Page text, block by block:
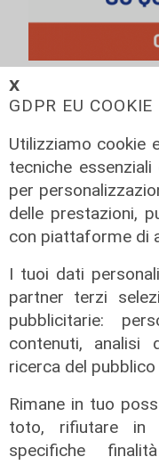
𝗫
GDPR EU COOKIE
Utilizziamo cookie
tecniche
per
delle prestazioni,
con piattaforme di
I tuoi dati
partner terzi
pubblicitarie:
contenuti, analisi
ricerca del
Rimane in tuo
toto, rifiutare in
specifiche
ALTRE NOTIZIE
i dati di oggi
Coronavirus,
Liguria, 89
terapia
22/08/2021